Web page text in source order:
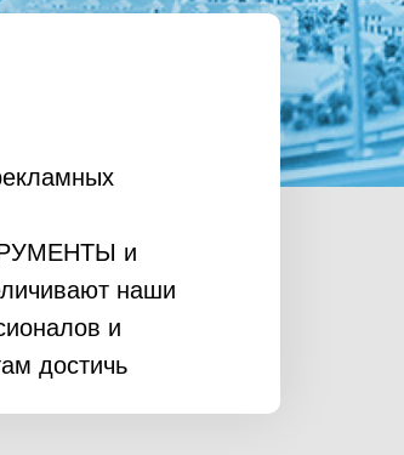
и
наши
и
достичь